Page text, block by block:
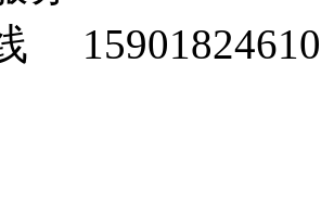
15901824610